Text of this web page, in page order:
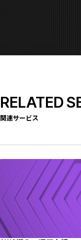
RELATED
関連サービス